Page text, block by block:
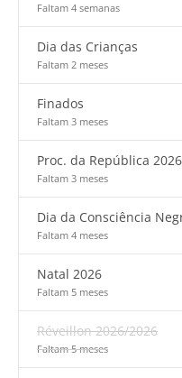
Faltam 4 semanas
Dia das Crianças
Faltam 2 meses
Finados
Faltam 3 meses
Proc. da República 2026
Faltam 3 meses
Dia da Consciência
Faltam 4 meses
Natal 2026
Faltam 5 meses
Réveillon 2026/2026
Faltam 5 meses